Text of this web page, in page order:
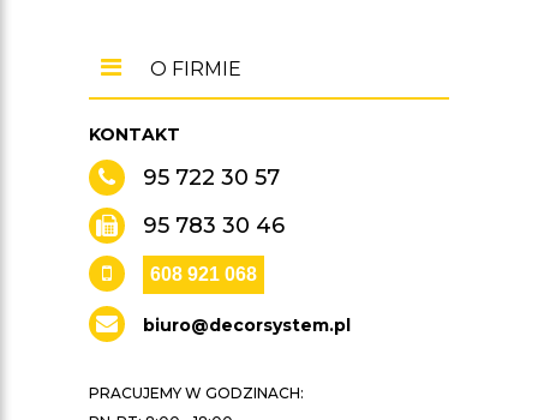
KONTAKT
95 722 30 57
95 783 30 46
608 921 068
biuro@decorsystem.pl
PRACUJEMY W GODZINACH:
O FIRMIE